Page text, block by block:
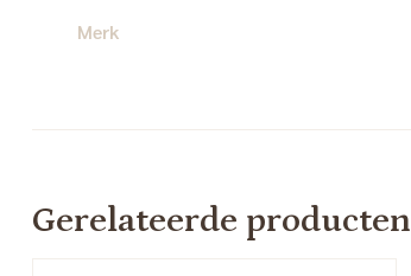
Merk
Gerelateerde producten